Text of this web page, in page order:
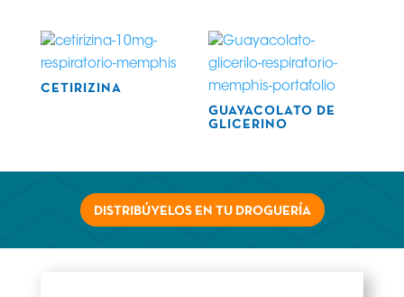
CETIRIZINA
GUAYACOLATO DE
GLICERINO
DISTRIBÚYELOS EN TU DROGUERÍA